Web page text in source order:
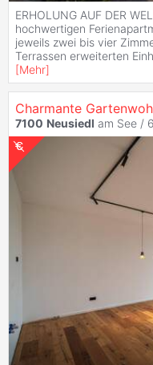
ERHOLUNG AUF DER
hochwertigen
jeweils zwei bis vier
Terrassen erweiterten
[Mehr]
7100 Neusiedl am See /